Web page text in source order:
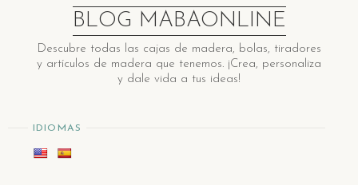
BLOG MABAONLINE
Descubre ​t​odas las cajas de madera​, bolas, tiradores
y artículos de madera ​q​ue tenemos. ¡Crea, personaliza
y dale vida a tus ideas!
IDIOMAS